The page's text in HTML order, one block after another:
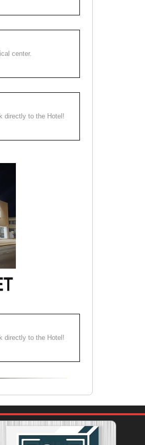
center.
directly to the Hotel!
directly to the Hotel!